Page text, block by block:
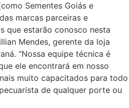
Sementes Goiás e
marcas parceiras e
que estarão conosco nesta
Mendes, gerente da loja
“Nossa equipe técnica é
ele encontrará em nosso
muito capacitados para todo
de qualquer porte ou